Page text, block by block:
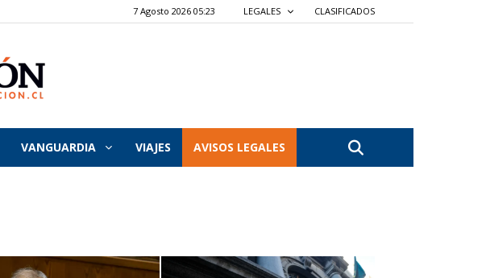
7 Agosto 2026 05:23 LEGALES CLASIFICADOS
VANGUARDIA VIAJES AVISOS LEGALES